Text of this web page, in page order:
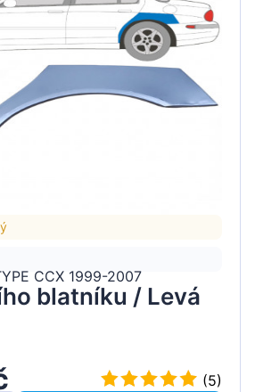
CCX 1999-2007
blatníku / Levá
(5)